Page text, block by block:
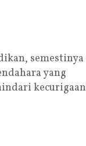
semestinya
yang
kecurigaan